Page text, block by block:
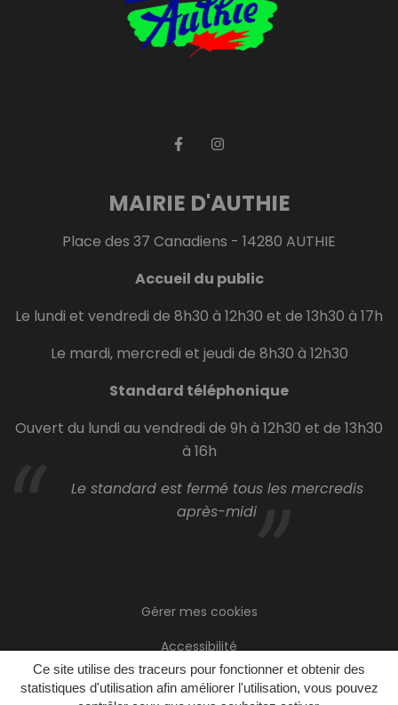
Ce site utilise des traceurs pour fonctionner et obtenir des
statistiques d'utilisation afin améliorer l'utilisation, vous pouvez
MAIRIE D'AUTHIE
Place des 37 Canadiens - 14280 AUTHIE
Accueil du public
Le lundi et vendredi de 8h30 à 12h30 et de 13h30 à 17h
Le mardi, mercredi et jeudi de 8h30 à 12h30
Standard téléphonique
Ouvert du lundi au vendredi de 9h à 12h30 et de 13h30
à 16h
Le standard est fermé tous les mercredis
après-midi
Gérer mes cookies
Accessibilité
Plan du site